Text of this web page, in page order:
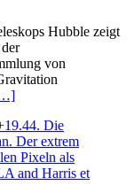
Hubble zeigt
von